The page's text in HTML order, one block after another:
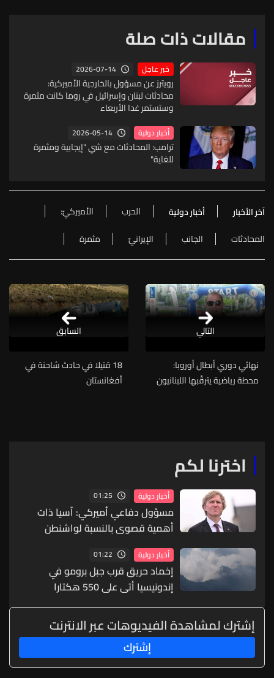
مقالات ذات صلة
خبر عاجل 2026-07-14
رويترز عن مسؤول بالخارجية الأميركية:
محادثات لبنان وإسرائيل في روما كانت مثمرة
وستستمر غدا الأربعاء
أخبار دولية 2026-05-14
ترامب: المحادثات مع شي "إيجابية ومثمرة
للغاية"
آخر الأخبار أخبار دولية الحرب
الأميركيّ:
المحادثات
الجانب الإيرانيّ مثمرة
التالي
نهائي دوري أبطال أوروبا:
محطة رياضية يترقّبها اللبنانيون
18 قتيلا في حادث شاحنة في
أفغانستان
السابق
اخترنا لكم
أخبار دولية 01:25
مسؤول دفاعي أميركي: آسيا ذات
أهمية قصوى بالنسبة لواشنطن
أخبار دولية 01:22
إخماد حريق قرب جبل برومو في
إندونيسيا أتى على 550 هكتارا
إشترك لمشاهدة الفيديوهات عبر الانترنت
إشترك